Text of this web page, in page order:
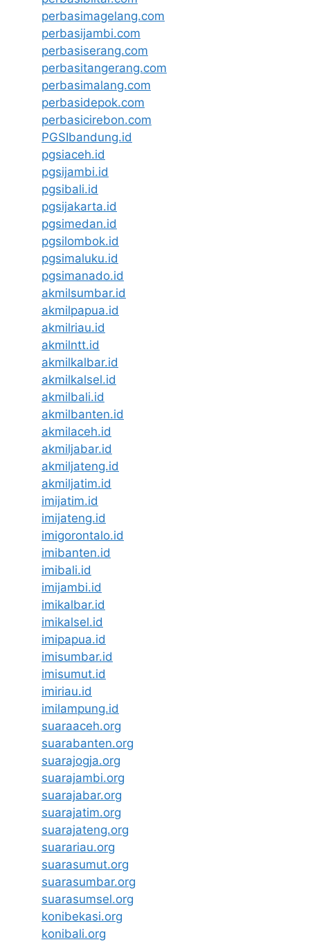
perbasimagelang.com
perbasijambi.com
perbasiserang.com
perbasitangerang.com
perbasimalang.com
perbasidepok.com
perbasicirebon.com
PGSIbandung.id
pgsiaceh.id
pgsijambi.id
pgsibali.id
pgsijakarta.id
pgsimedan.id
pgsilombok.id
pgsimaluku.id
pgsimanado.id
akmilsumbar.id
akmilpapua.id
akmilriau.id
akmilntt.id
akmilkalbar.id
akmilkalsel.id
akmilbali.id
akmilbanten.id
akmilaceh.id
akmiljabar.id
akmiljateng.id
akmiljatim.id
imijatim.id
imijateng.id
imigorontalo.id
imibanten.id
imibali.id
imijambi.id
imikalbar.id
imikalsel.id
imipapua.id
imisumbar.id
imisumut.id
imiriau.id
imilampung.id
suaraaceh.org
suarabanten.org
suarajogja.org
suarajambi.org
suarajabar.org
suarajatim.org
suarajateng.org
suarariau.org
suarasumut.org
suarasumbar.org
suarasumsel.org
konibekasi.org
konibali.org